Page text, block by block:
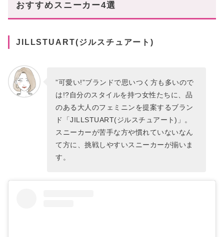
おすすめスニーカー4選
JILLSTUART(ジルスチュアート)
”可愛い!”ブランドで思いつく方も多いので
は!?自分のスタイルを持つ女性たちに、品
のある大人のフェミニンを提案するブラン
ド「JILLSTUART(ジルスチュアート)」。
スニーカーが苦手な方や慣れていないなん
て方に、挑戦しやすいスニーカーが揃いま
す。